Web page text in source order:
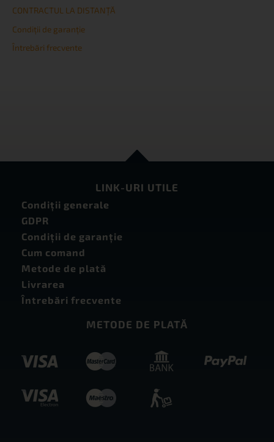
CONTRACTUL LA DISTANȚĂ
Condiţii de garanţie
Întrebări frecvente
LINK-URI UTILE
Condiţii generale
GDPR
Condiţii de garanţie
Cum comand
Metode de plată
Livrarea
Întrebări frecvente
METODE DE PLATĂ